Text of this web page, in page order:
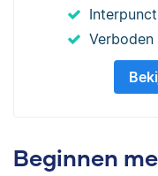
Beginnen